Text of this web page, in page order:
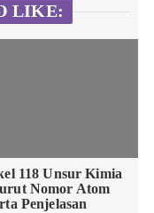
LIKE:
118 Unsur Kimia
Nomor Atom
Penjelasan